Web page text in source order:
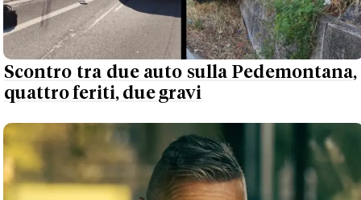
Scontro tra due auto sulla Pedemontana,
quattro feriti, due gravi